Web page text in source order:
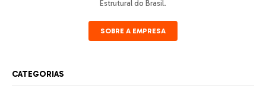
Estrutural do Brasil.
SOBRE A EMPRESA
CATEGORIAS